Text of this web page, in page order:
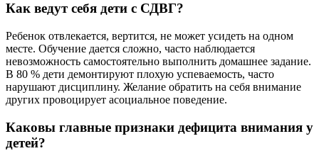
Как ведут себя дети с СДВГ?
Ребенок отвлекается, вертится, не может усидеть на одном
месте. Обучение дается сложно, часто наблюдается
невозможность самостоятельно выполнить домашнее задание.
В 80 % дети демонтируют плохую успеваемость, часто
нарушают дисциплину. Желание обратить на себя внимание
других провоцирует асоциальное поведение.
Каковы главные признаки дефицита внимания у
детей?